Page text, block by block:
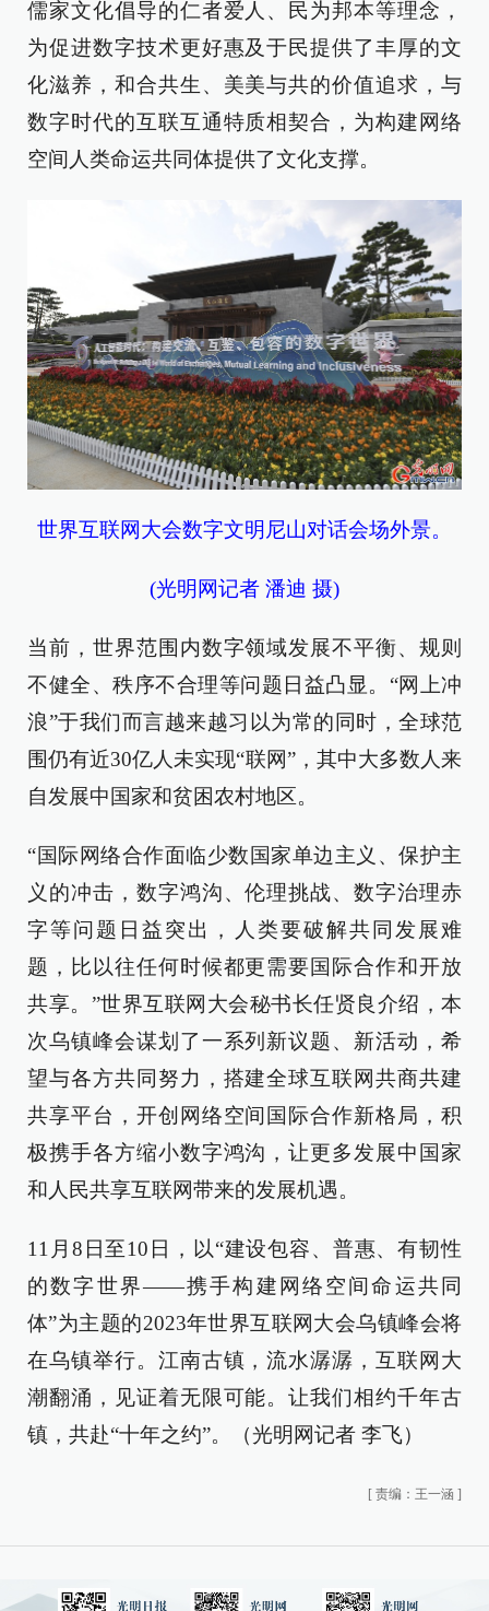
儒家文化倡导的仁者爱人、民为邦本等理念，
为促进数字技术更好惠及于民提供了丰厚的文
化滋养，和合共生、美美与共的价值追求，与
数字时代的互联互通特质相契合，为构建网络
空间人类命运共同体提供了文化支撑。
世界互联网大会数字文明尼山对话会场外景。
(光明网记者 潘迪 摄)
当前，世界范围内数字领域发展不平衡、规则
不健全、秩序不合理等问题日益凸显。“网上冲
浪”于我们而言越来越习以为常的同时，全球范
围仍有近30亿人未实现“联网”，其中大多数人来
自发展中国家和贫困农村地区。
“国际网络合作面临少数国家单边主义、保护主
义的冲击，数字鸿沟、伦理挑战、数字治理赤
字等问题日益突出，人类要破解共同发展难
题，比以往任何时候都更需要国际合作和开放
共享。”世界互联网大会秘书长任贤良介绍，本
次乌镇峰会谋划了一系列新议题、新活动，希
望与各方共同努力，搭建全球互联网共商共建
共享平台，开创网络空间国际合作新格局，积
极携手各方缩小数字鸿沟，让更多发展中国家
和人民共享互联网带来的发展机遇。
11月8日至10日，以“建设包容、普惠、有韧性
的数字世界——携手构建网络空间命运共同
体”为主题的2023年世界互联网大会乌镇峰会将
在乌镇举行。江南古镇，流水潺潺，互联网大
潮翻涌，见证着无限可能。让我们相约千年古
镇，共赴“十年之约”。（光明网记者 李飞）
[ 责编：王一涵 ]